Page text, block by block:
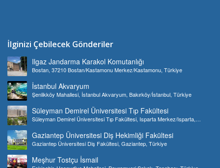
İlginizi Çebilecek Gönderiler
Ilgaz Jandarma Karakol Komutanlığı
Bostan, 37210 Bostan/Kastamonu Merkez/Kastamonu, Türkiye
İstanbul Akvaryum
Şenlikköy Mahallesi, İstanbul Akvaryum, Bakırköy/İstanbul, Türkiye
Süleyman Demirel Üniversitesi Tıp Fakültesi
Süleyman Demirel Üniversitesi Tıp Fakültesi, Isparta Merkez/Isparta,
Gaziantep Üniversitesi Diş Hekimliği Fakültesi
Gaziantep Üniversitesi Diş Fakültesi, Gaziantep, Türkiye
Meşhur Tostçu İsmail